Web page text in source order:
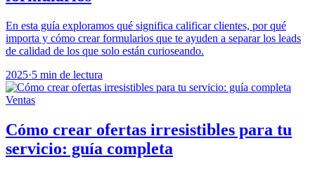
En esta guía exploramos qué significa calificar clientes, por qué
importa y cómo crear formularios que te ayuden a separar los leads
de calidad de los que solo están curioseando.
2025·5 min de lectura
Ventas
Cómo crear ofertas irresistibles para tu
servicio: guía completa